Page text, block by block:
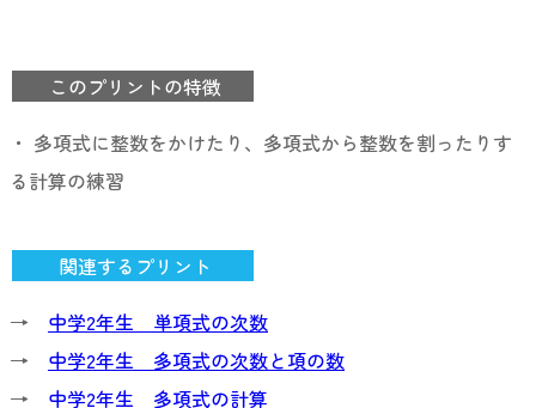
このプリントの特徴
・ 多項式に整数をかけたり、多項式から整数を割ったりす
る計算の練習
関連するプリント
→ 中学2年生 単項式の次数
→ 中学2年生 多項式の次数と項の数
→ 中学2年生 多項式の計算